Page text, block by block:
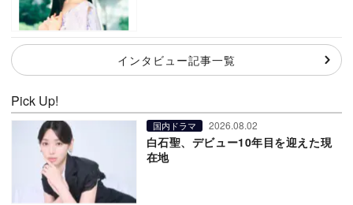
インタビュー記事一覧
Pick Up!
国内ドラマ 2026.08.02
白石聖、デビュー10年目を迎えた現
在地